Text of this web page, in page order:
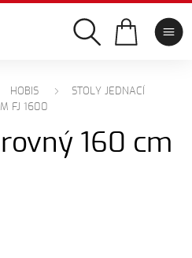
HOBIS
STOLY JEDNACÍ
FJ 1600
160 cm